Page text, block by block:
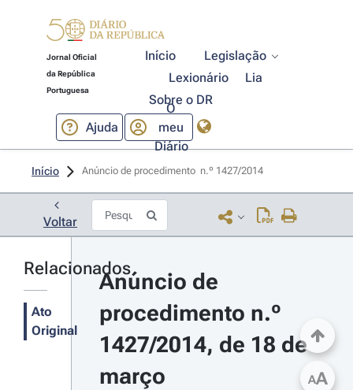
Jornal Oficial
da República
Portuguesa
Início
Legislação
Lexionário
Lia
Sobre o DR
Ajuda
O
meu
Diário
Início Anúncio de procedimento  n.º 1427/2014
Voltar
Relacionados
Ato
Original
Anúncio de
procedimento n.º
1427/2014, de 18 de
março
AA